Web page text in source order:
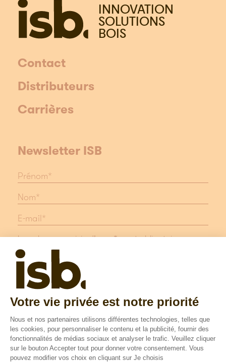
INNOVATION
SOLUTIONS
BOIS
Contact
Distributeurs
Carrières
Newsletter ISB
Les champs suivis d'une * sont obligatoires
Protection des données
Mentions légales
Suivez nous